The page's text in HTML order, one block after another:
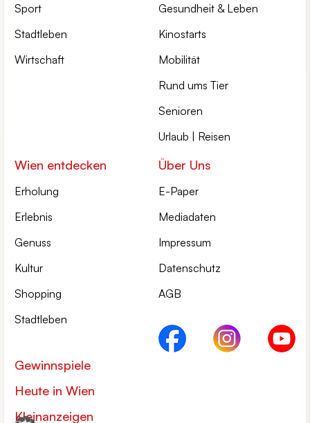
Sport
Stadtleben
Wirtschaft
Gesundheit & Leben
Kinostarts
Mobilität
Rund ums Tier
Senioren
Urlaub | Reisen
Wien entdecken
Erholung
Erlebnis
Genuss
Kultur
Shopping
Stadtleben
Gewinnspiele
Heute in Wien
Kleinanzeigen
Über Uns
E-Paper
Mediadaten
Impressum
Datenschutz
AGB